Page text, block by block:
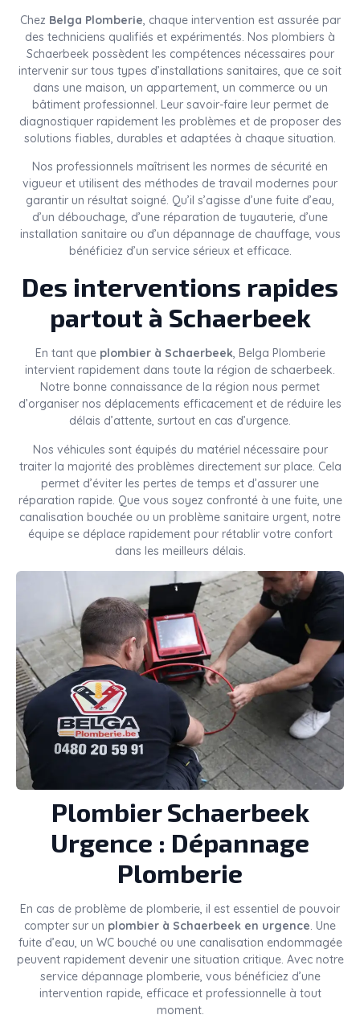
Chez Belga Plomberie , chaque intervention est assurée par
des techniciens qualifiés et expérimentés. Nos plombiers à
Schaerbeek possèdent les compétences nécessaires pour
intervenir sur tous types d’installations sanitaires, que ce soit
dans une maison, un appartement, un commerce ou un
bâtiment professionnel. Leur savoir-faire leur permet de
diagnostiquer rapidement les problèmes et de proposer des
solutions fiables, durables et adaptées à chaque situation.
Nos professionnels maîtrisent les normes de sécurité en
vigueur et utilisent des méthodes de travail modernes pour
garantir un résultat soigné. Qu’il s’agisse d’une fuite d’eau,
d’un débouchage, d’une réparation de tuyauterie, d’une
installation sanitaire ou d’un dépannage de chauffage, vous
bénéficiez d’un service sérieux et efficace.
Des interventions rapides
partout à Schaerbeek
En tant que plombier à Schaerbeek, Belga Plomberie
intervient rapidement dans toute la région de schaerbeek.
Notre bonne connaissance de la région nous permet
d’organiser nos déplacements efficacement et de réduire les
délais d’attente, surtout en cas d’urgence.
Nos véhicules sont équipés du matériel nécessaire pour
traiter la majorité des problèmes directement sur place. Cela
permet d’éviter les pertes de temps et d’assurer une
réparation rapide. Que vous soyez confronté à une fuite, une
canalisation bouchée ou un problème sanitaire urgent, notre
équipe se déplace rapidement pour rétablir votre confort
dans les meilleurs délais.
PlombierSchaerbeek
Urgence : Dépannage
Plomberie
En cas de problème de plomberie, il est essentiel de pouvoir
compter sur un plombier à Schaerbeek en urgence. Une
fuite d’eau, un WC bouché ou une canalisation endommagée
peuvent rapidement devenir une situation critique. Avec notre
service dépannage plomberie, vous bénéficiez d’une
intervention rapide, efficace et professionnelle à tout
moment.